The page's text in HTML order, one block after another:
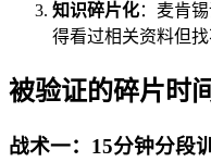
知识碎片化：麦肯
得看过相关资料但
被验证的碎片时
战术一：15分钟分段